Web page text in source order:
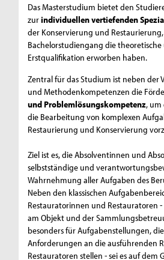
Das Masterstudium bietet den
zurindividuellen vertiefenden
der Konservierung und
Bachelorstudiengang die
Erstqualifikation erworben haben.
Zentral für das Studium ist neben der
und Methodenkompetenzen die
und Problemlösungskompetenz,
die Bearbeitung von komplexen
Restaurierung und Konservierung
Ziel ist es, die Absolventinnen und
selbstständige und
Wahrnehmung aller Aufgaben des
Neben den klassischen
Restauratorinnen und Restauratoren
am Objekt und der
besonders für Aufgabenstellungen,
Anforderungen an die ausführenden
Restauratoren stellen - sei es auf dem